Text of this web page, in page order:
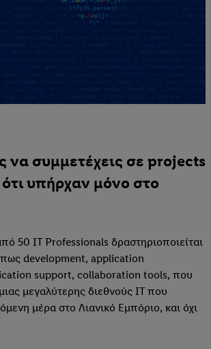
να συμμετέχεις σε projects
υπήρχαν μόνο στο
50 IT Professionals δραστηριοποιείται
development, application
support, collaboration tools, που
μεγαλύτερης διεθνούς IT που
μέρα στο Λιανικό Εμπόριο, και όχι